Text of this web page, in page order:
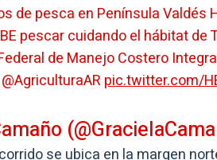
pescar cuidando el hábitat de
de Manejo Costero
@AgriculturaAR pic.twitter.com/
se ubica en la margen